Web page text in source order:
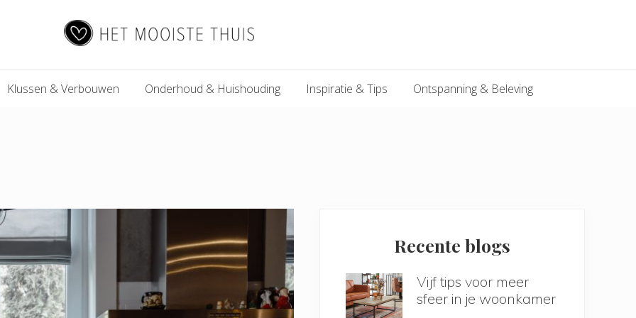
Mooiste
Klussen & Verbouwen Onderhoud & Huishouding Inspiratie & Tips Ontspanning & Beleving
Recente blogs
Vijf tips voor meer
sfeer in je woonkamer